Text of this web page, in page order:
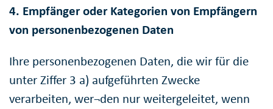
4. Empfänger oder Kategorien von Empfängern
von personenbezogenen Daten
Ihre personenbezogenen Daten, die wir für die
unter Ziffer 3 a) aufgeführten Zwecke
verarbeiten, wer¬den nur weitergeleitet, wenn